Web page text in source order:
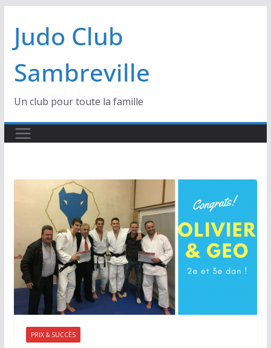
contenu
Judo Club
Sambreville
Un club pour toute la famille
PRIX & SUCCÈS